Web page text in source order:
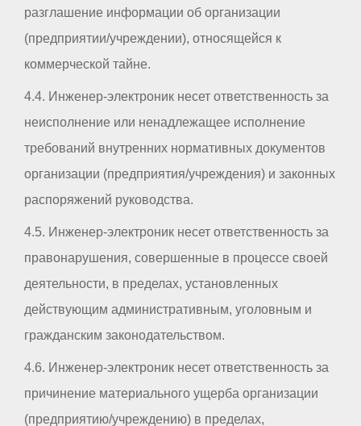
разглашение информации об организации
(предприятии/учреждении), относящейся к
коммерческой тайне.
4.4. Инженер-электроник несет ответственность за
неисполнение или ненадлежащее исполнение
требований внутренних нормативных документов
организации (предприятия/учреждения) и законных
распоряжений руководства.
4.5. Инженер-электроник несет ответственность за
правонарушения, совершенные в процессе своей
деятельности, в пределах, установленных
действующим административным, уголовным и
гражданским законодательством.
4.6. Инженер-электроник несет ответственность за
причинение материального ущерба организации
(предприятию/учреждению) в пределах,